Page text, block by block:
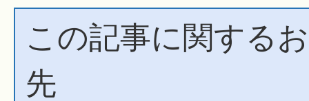
この記事に関する
先